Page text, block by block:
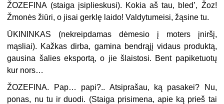
ŽOZEFINA (staiga įsiplieskusi). Kokia aš tau, bled’, Žoz!
Žmonės žiūri, o jisai gerklę laido! Valdytumeisi, žąsine tu.
ŪKININKAS (nekreipdamas dėmesio į moters įniršį,
mąsliai). Kažkas dirba, gamina bendrąjį vidaus produktą,
gausina šalies eksportą, o jie šlaistosi. Bent papiketuotų
kur nors…
ŽOZEFINA. Pap… papi?.. Atsiprašau, ką pasakei? Nu,
ponas, nu tu ir duodi. (Staiga prisimena, apie ką prieš tai